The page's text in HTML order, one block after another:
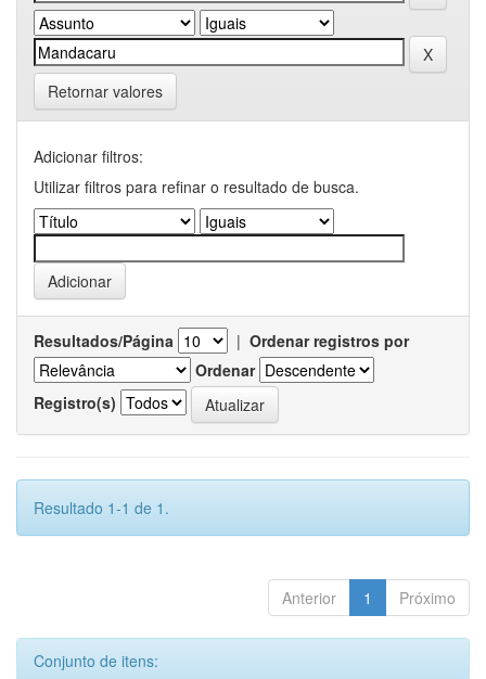
Retornar valores
Adicionar filtros:
Utilizar filtros para refinar o resultado de busca.
Resultados/Página | Ordenar registros por
Ordenar
Registro(s)
Resultado 1-1 de 1.
Anterior 1 Próximo
Conjunto de itens: